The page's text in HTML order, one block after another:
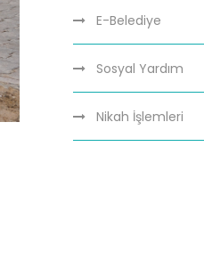
E-Belediye
Sosyal Yardım
Nikah İşlemleri